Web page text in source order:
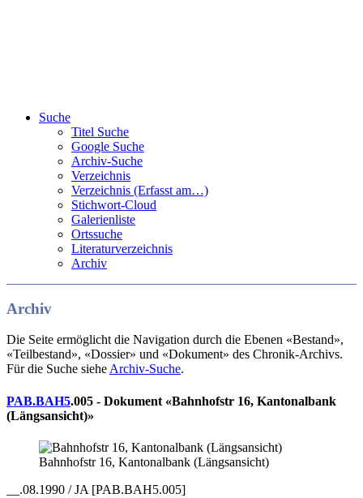
Suche
Titel Suche
Google Suche
Archiv-Suche
Verzeichnis
Verzeichnis (Erfasst am…)
Stichwort-Cloud
Galerienliste
Ortssuche
Literaturverzeichnis
Archiv
Archiv
Die Seite ermöglicht die Navigation durch die Ebenen «Bestand»,
«Teilbestand», «Dossier» und «Dokument» des Chronik-Archivs.
Für die Suche sieheArchiv-Suche.
PAB.BAH5.005 - Dokument «Bahnhofstr 16, Kantonalbank
(Längsansicht)»
Bahnhofstr 16, Kantonalbank (Längsansicht)
__.08.1990 / JA [PAB.BAH5.005]